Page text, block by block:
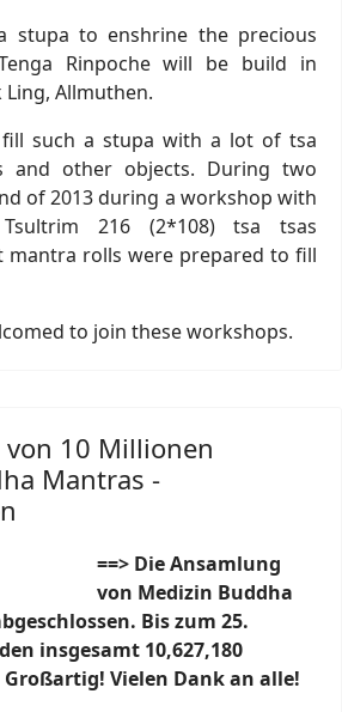
stupa to enshrine the precious
Rinpoche will be build in
Allmuthen.
such a stupa with a lot of tsa
and other objects. During two
of 2013 during a workshop with
216 (2*108) tsa tsas
rolls were prepared to fill
to join these workshops.
10 Millionen
Mantras -
==> Die Ansamlung
von Medizin Buddha
Bis zum 25.
insgesamt 10,627,180
Vielen Dank an alle!